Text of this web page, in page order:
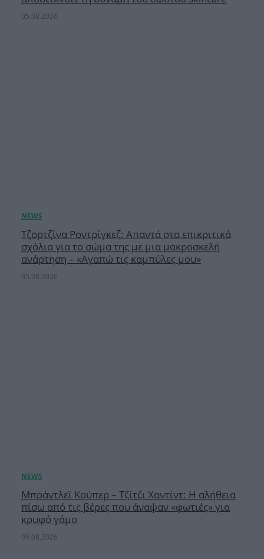
05.08.2026
Τζορτζίνα Ροντρίγκεζ: Απαντά στα επικριτικά
σχόλια για το σώμα της με μια μακροσκελή
ανάρτηση – «Αγαπώ τις καμπύλες μου»
05.08.2026
Μπράντλεϊ Κούπερ – Τζίτζι Χαντίντ: Η αλήθεια
πίσω από τις βέρες που άναψαν «φωτιές» για
κρυφό γάμο
05.08.2026